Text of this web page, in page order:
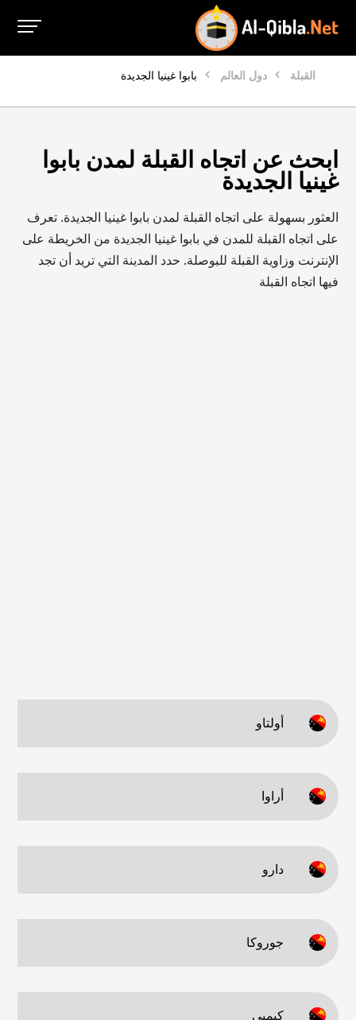
القبلة دول العالم بابوا غينيا الجديدة
ابحث عن اتجاه القبلة لمدن بابوا
غينيا الجديدة
العثور بسهولة على اتجاه القبلة لمدن بابوا غينيا الجديدة. تعرف
على اتجاه القبلة للمدن في بابوا غينيا الجديدة من الخريطة على
الإنترنت وزاوية القبلة للبوصلة. حدد المدينة التي تريد أن تجد
فيها اتجاه القبلة
أولتاو
أراوا
دارو
جوروكا
كيمبي